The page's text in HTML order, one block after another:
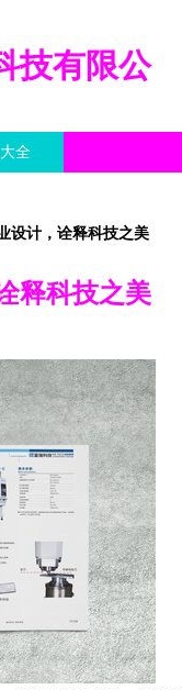
技有限公
全
设计，诠释科技之美
释科技之美